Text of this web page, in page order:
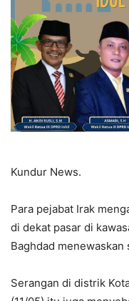
Kundur News.
Para pejabat Irak
di dekat pasar di
Baghdad
Serangan di distrik